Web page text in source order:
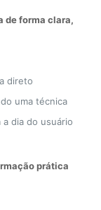
de forma clara,
direto
uma técnica
dia do usuário
prática